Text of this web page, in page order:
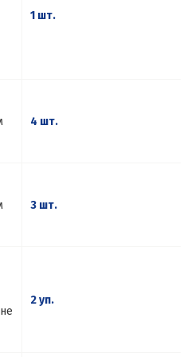
1 шт.
4 шт.
3 шт.
2 уп.